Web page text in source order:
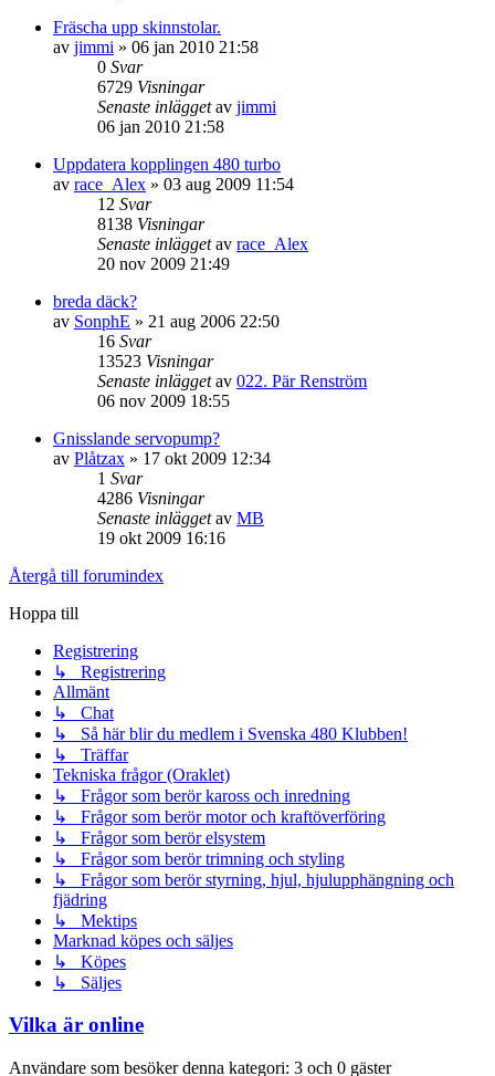
Fräscha upp skinnstolar.
av jimmi » 06 jan 2010 21:58
0 Svar
6729 Visningar
Senaste inläggetav jimmi
06 jan 2010 21:58
Uppdatera kopplingen 480 turbo
av race_Alex » 03 aug 2009 11:54
12 Svar
8138 Visningar
Senaste inläggetav race_Alex
20 nov 2009 21:49
breda däck?
av SonphE » 21 aug 2006 22:50
16 Svar
13523 Visningar
Senaste inläggetav 022. Pär Renström
06 nov 2009 18:55
Gnisslande servopump?
av Plåtzax » 17 okt 2009 12:34
1 Svar
4286 Visningar
Senaste inläggetav MB
19 okt 2009 16:16
Återgå till forumindex
Hoppa till
Registrering
↳ Registrering
Allmänt
↳ Chat
↳ Så här blir du medlem i Svenska 480 Klubben!
↳ Träffar
Tekniska frågor (Oraklet)
↳ Frågor som berör kaross och inredning
↳ Frågor som berör motor och kraftöverföring
↳ Frågor som berör elsystem
↳ Frågor som berör trimning och styling
↳ Frågor som berör styrning, hjul, hjulupphängning och
fjädring
↳ Mektips
Marknad köpes och säljes
↳ Köpes
↳ Säljes
Vilka är online
Användare som besöker denna kategori: 3 och 0 gäster